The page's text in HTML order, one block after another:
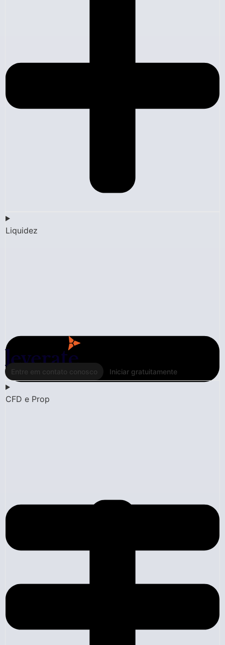
Liquidez
Entre em contato conosco Iniciar gratuitamente
CFD e Prop